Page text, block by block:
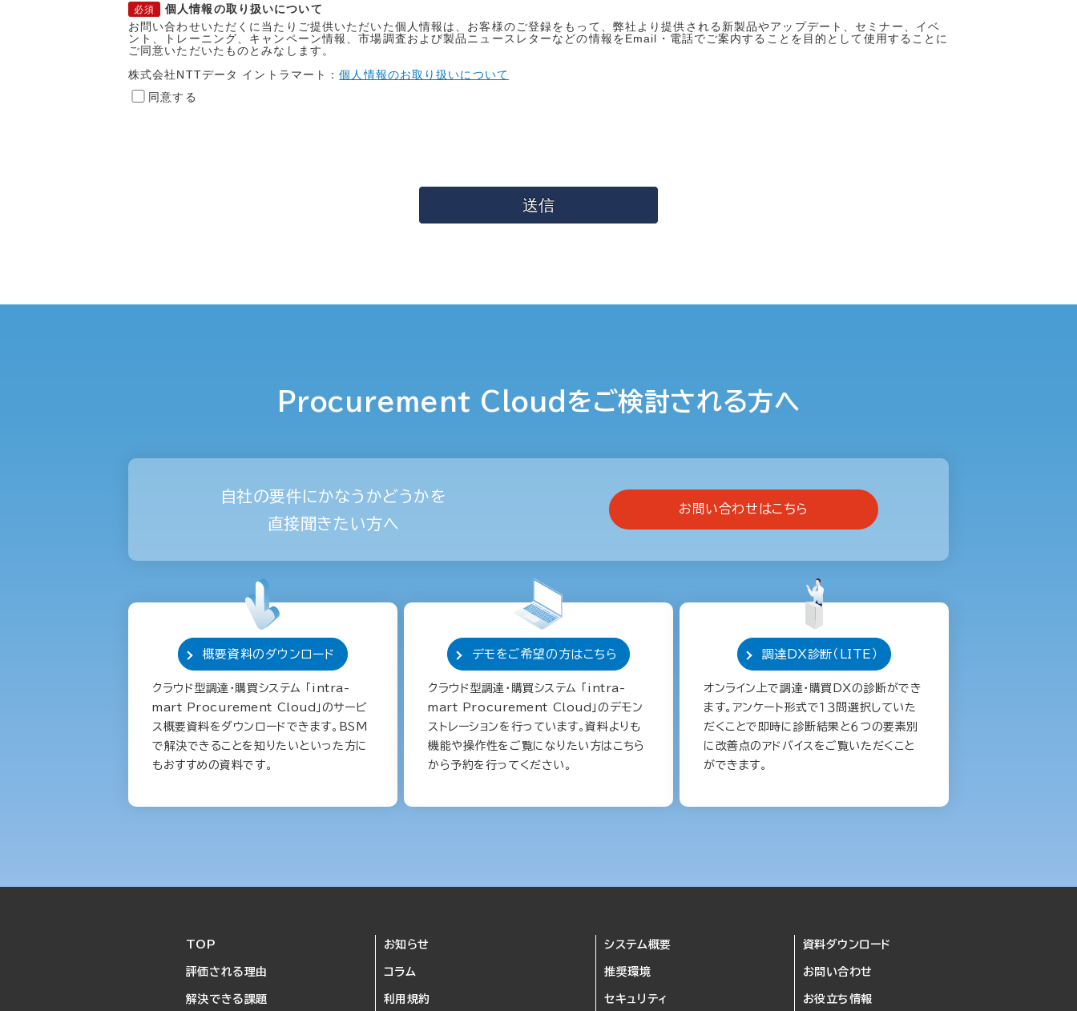
個人情報の取り扱いについて
お問い合わせいただくに当たりご提供いただいた個人情報は、お客様のご登録をもって、弊社より提供される新製品やアップデート、セミナー、イベ
ント、トレーニング、キャンペーン情報、市場調査および製品ニュースレターなどの情報をEmail・電話でご案内することを目的として使用することに
ご同意いただいたものとみなします。
株式会社NTTデータ イントラマート：個人情報のお取り扱いについて
同意する
送信
Procurement Cloudをご検討される方へ
自社の要件にかなうかどうかを
直接聞きたい方へ
お問い合わせはこちら
概要資料のダウンロード
クラウド型調達・購買システム 「intra-
mart Procurement Cloud」のサービ
ス概要資料をダウンロードできます。BSM
で解決できることを知りたいといった方に
もおすすめの資料です。
デモをご希望の方はこちら
クラウド型調達・購買システム 「intra-
mart Procurement Cloud」のデモン
ストレーションを行っています。資料よりも
機能や操作性をご覧になりたい方はこちら
から予約を行ってください。
調達DX診断（LITE）
オンライン上で調達・購買DXの診断ができ
ます。アンケート形式で１３問選択していた
だくことで即時に診断結果と６つの要素別
に改善点のアドバイスをご覧いただくこと
ができます。
TOP
評価される理由
解決できる課題
お知らせ
コラム
利用規約
システム概要
推奨環境
セキュリティ
資料ダウンロード
お問い合わせ
お役立ち情報